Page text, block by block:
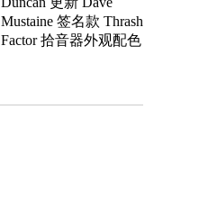
Mustaine 签名款 Thrash
Factor 拾音器外观配色